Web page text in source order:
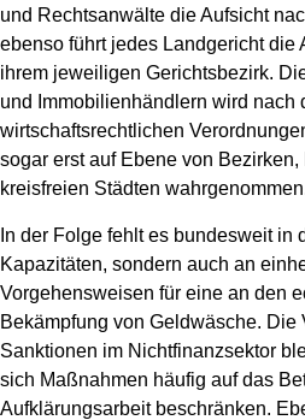
und Rechtsanwälte die Aufsicht
ebenso führt jedes Landgericht die
ihrem jeweiligen Gerichtsbezirk.
und Immobilienhändlern wird nach
wirtschaftsrechtlichen
sogar erst auf Ebene von
kreisfreien Städten
In der Folge fehlt es bundesweit in
Kapazitäten, sondern auch an
Vorgehensweisen für eine an den
Bekämpfung von Geldwäsche. Die
Sanktionen im Nichtfinanzsektor
sich Maßnahmen häufig auf das
Aufklärungsarbeit beschränken.